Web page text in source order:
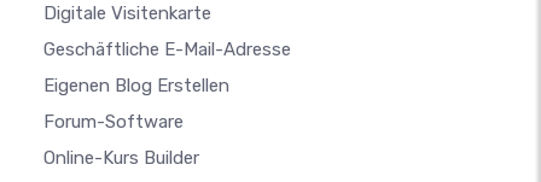
Digitale Visitenkarte
Geschäftliche E-Mail-Adresse
Eigenen Blog Erstellen
Forum-Software
Online-Kurs Builder